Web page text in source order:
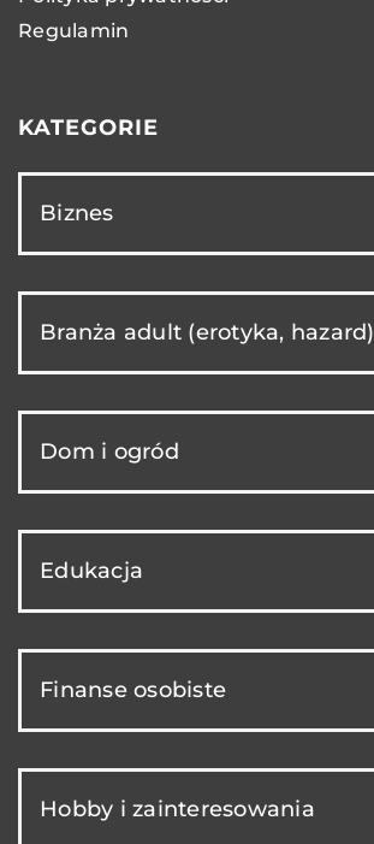
Regulamin
KATEGORIE
Biznes
Branża adult (erotyka, hazard)
Dom i ogród
Edukacja
Finanse osobiste
Hobby i zainteresowania